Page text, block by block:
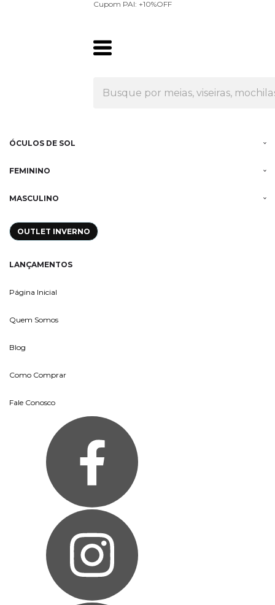
Acesse sua conta e pedidos
ÓCULOS DE SOL
FEMININO
MASCULINO
OUTLET INVERNO
LANÇAMENTOS
Página Inicial
Quem Somos
Blog
Como Comprar
Fale Conosco
Cupom PAI: +10%OFF